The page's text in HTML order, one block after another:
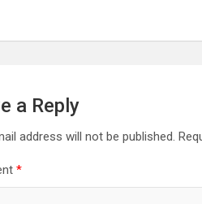
a Reply
address will not be published.
*